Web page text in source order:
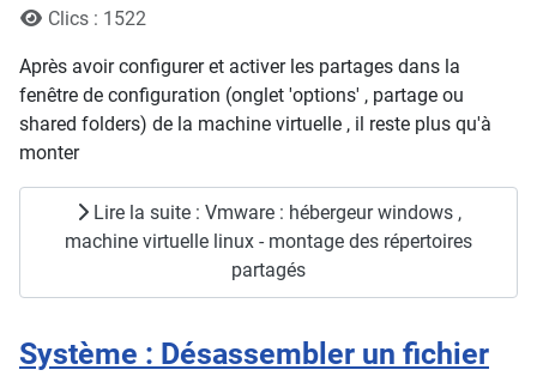
Clics : 1522
Après avoir configurer et activer les partages dans la
fenêtre de configuration (onglet 'options' , partage ou
shared folders) de la machine virtuelle , il reste plus qu'à
monter
Lire la suite : Vmware : hébergeur windows ,
machine virtuelle linux - montage des répertoires
partagés
Système : Désassembler un fichier